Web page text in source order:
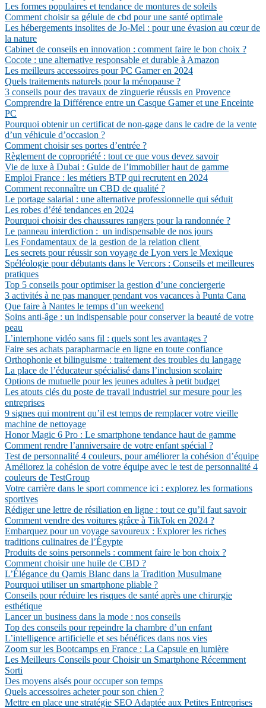
Les formes populaires et tendance de montures de soleils
Comment choisir sa gélule de cbd pour une santé optimale
Les hébergements insolites de Jo-Mel : pour une évasion au cœur de
la nature
Cabinet de conseils en innovation : comment faire le bon choix ?
Cocote : une alternative responsable et durable à Amazon
Les meilleurs accessoires pour PC Gamer en 2024
Quels traitements naturels pour la ménopause ?
3 conseils pour des travaux de zinguerie réussis en Provence
Comprendre la Différence entre un Casque Gamer et une Enceinte
PC
Pourquoi obtenir un certificat de non-gage dans le cadre de la vente
d’un véhicule d’occasion ?
Comment choisir ses portes d’entrée ?
Règlement de copropriété : tout ce que vous devez savoir
Vie de luxe à Dubai : Guide de l’immobilier haut de gamme
Emploi France : les métiers BTP qui recrutent en 2024
Comment reconnaître un CBD de qualité ?
Le portage salarial : une alternative professionnelle qui séduit
Les robes d’été tendances en 2024
Pourquoi choisir des chaussures rangers pour la randonnée ?
Le panneau interdiction : un indispensable de nos jours
Les Fondamentaux de la gestion de la relation client
Les secrets pour réussir son voyage de Lyon vers le Mexique
Spéléologie pour débutants dans le Vercors : Conseils et meilleures
pratiques
Top 5 conseils pour optimiser la gestion d’une conciergerie
3 activités à ne pas manquer pendant vos vacances à Punta Cana
Que faire à Nantes le temps d’un weekend
Soins anti-âge : un indispensable pour conserver la beauté de votre
peau
L’interphone vidéo sans fil : quels sont les avantages ?
Faire ses achats parapharmacie en ligne en toute confiance
Orthophonie et bilinguisme : traitement des troubles du langage
La place de l’éducateur spécialisé dans l’inclusion scolaire
Options de mutuelle pour les jeunes adultes à petit budget
Les atouts clés du poste de travail industriel sur mesure pour les
entreprises
9 signes qui montrent qu’il est temps de remplacer votre vieille
machine de nettoyage
Honor Magic 6 Pro : Le smartphone tendance haut de gamme
Comment rendre l’anniversaire de votre enfant spécial ?
Test de personnalité 4 couleurs, pour améliorer la cohésion d’équipe
Améliorez la cohésion de votre équipe avec le test de personnalité 4
couleurs de TestGroup
Votre carrière dans le sport commence ici : explorez les formations
sportives
Rédiger une lettre de résiliation en ligne : tout ce qu’il faut savoir
Comment vendre des voitures grâce à TikTok en 2024 ?
Embarquez pour un voyage savoureux : Explorer les riches
traditions culinaires de l’Égypte
Produits de soins personnels : comment faire le bon choix ?
Comment choisir une huile de CBD ?
L’Élégance du Qamis Blanc dans la Tradition Musulmane
Pourquoi utiliser un smartphone pliable ?
Conseils pour réduire les risques de santé après une chirurgie
esthétique
Lancer un business dans la mode : nos conseils
Top des conseils pour repeindre la chambre d’un enfant
L’intelligence artificielle et ses bénéfices dans nos vies
Zoom sur les Bootcamps en France : La Capsule en lumière
Les Meilleurs Conseils pour Choisir un Smartphone Récemment
Sorti
Des moyens aisés pour occuper son temps
Quels accessoires acheter pour son chien ?
Mettre en place une stratégie SEO Adaptée aux Petites Entreprises